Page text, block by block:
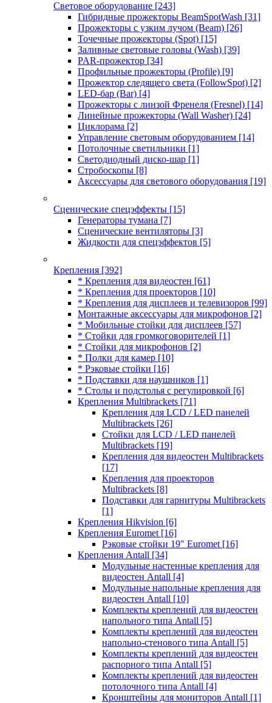
Световое оборудование [243]
Гибридные прожекторы BeamSpotWash [31]
Прожекторы с узким лучом (Beam) [26]
Точечные прожекторы (Spot) [15]
Заливные световые головы (Wash) [39]
PAR-прожектор [34]
Профильные прожекторы (Profile) [9]
Прожектор следящего света (FollowSpot) [2]
LED-бар (Bar) [4]
Прожекторы с линзой Френеля (Fresnel) [14]
Линейные прожекторы (Wall Washer) [24]
Циклорама [2]
Управление световым оборудованием [14]
Потолочные светильники [1]
Светодиодный диско-шар [1]
Стробоскопы [8]
Аксессуары для светового оборудования [19]
Сценические спецэффекты [15]
Генераторы тумана [7]
Сценические вентиляторы [3]
Жидкости для спецэффектов [5]
Крепления [392]
* Крепления для видеостен [61]
* Крепления для проекторов [10]
* Крепления для дисплеев и телевизоров [99]
Монтажные аксессуары для микрофонов [2]
* Мобильные стойки для дисплеев [57]
* Стойки для громкоговорителей [1]
* Стойки для микрофонов [2]
* Полки для камер [10]
* Рэковые стойки [16]
* Подставки для наушников [1]
* Столы и подстолья с регулировкой [6]
Крепления Multibrackets [71]
Крепления для LCD / LED панелей
Multibrackets [26]
Стойки для LCD / LED панелей
Multibrackets [19]
Крепления для видеостен Multibrackets
[17]
Крепления для проекторов
Multibrackets [8]
Подставки для гарнитуры Multibrackets
[1]
Крепления Hikvision [6]
Крепления Euromet [16]
Рэковые стойки 19" Euromet [16]
Крепления Antall [34]
Модульные настенные крепления для
видеостен Antall [4]
Модульные напольные крепления для
видеостен Antall [10]
Комплекты креплений для видеостен
напольного типа Antall [5]
Комплекты креплений для видеостен
напольно-стенового типа Antall [5]
Комплекты креплений для видеостен
распорного типа Antall [5]
Комплекты креплений для видеостен
потолочного типа Antall [4]
Кронштейны для мониторов Antall [1]